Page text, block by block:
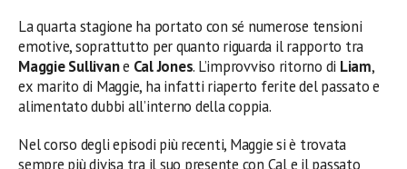
La quarta stagione ha portato con sé numerose tensioni
emotive, soprattutto per quanto riguarda il rapporto tra
Maggie Sullivane Cal Jones. L’improvviso ritorno di Liam,
ex marito di Maggie, ha infatti riaperto ferite del passato e
alimentato dubbi all’interno della coppia.
Nel corso degli episodi più recenti, Maggie si è trovata
sempre più divisa tra il suo presente con Cal e il passato